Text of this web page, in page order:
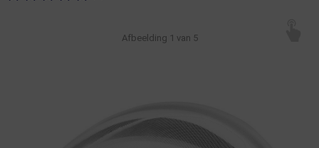
Afbeelding 1 van 5